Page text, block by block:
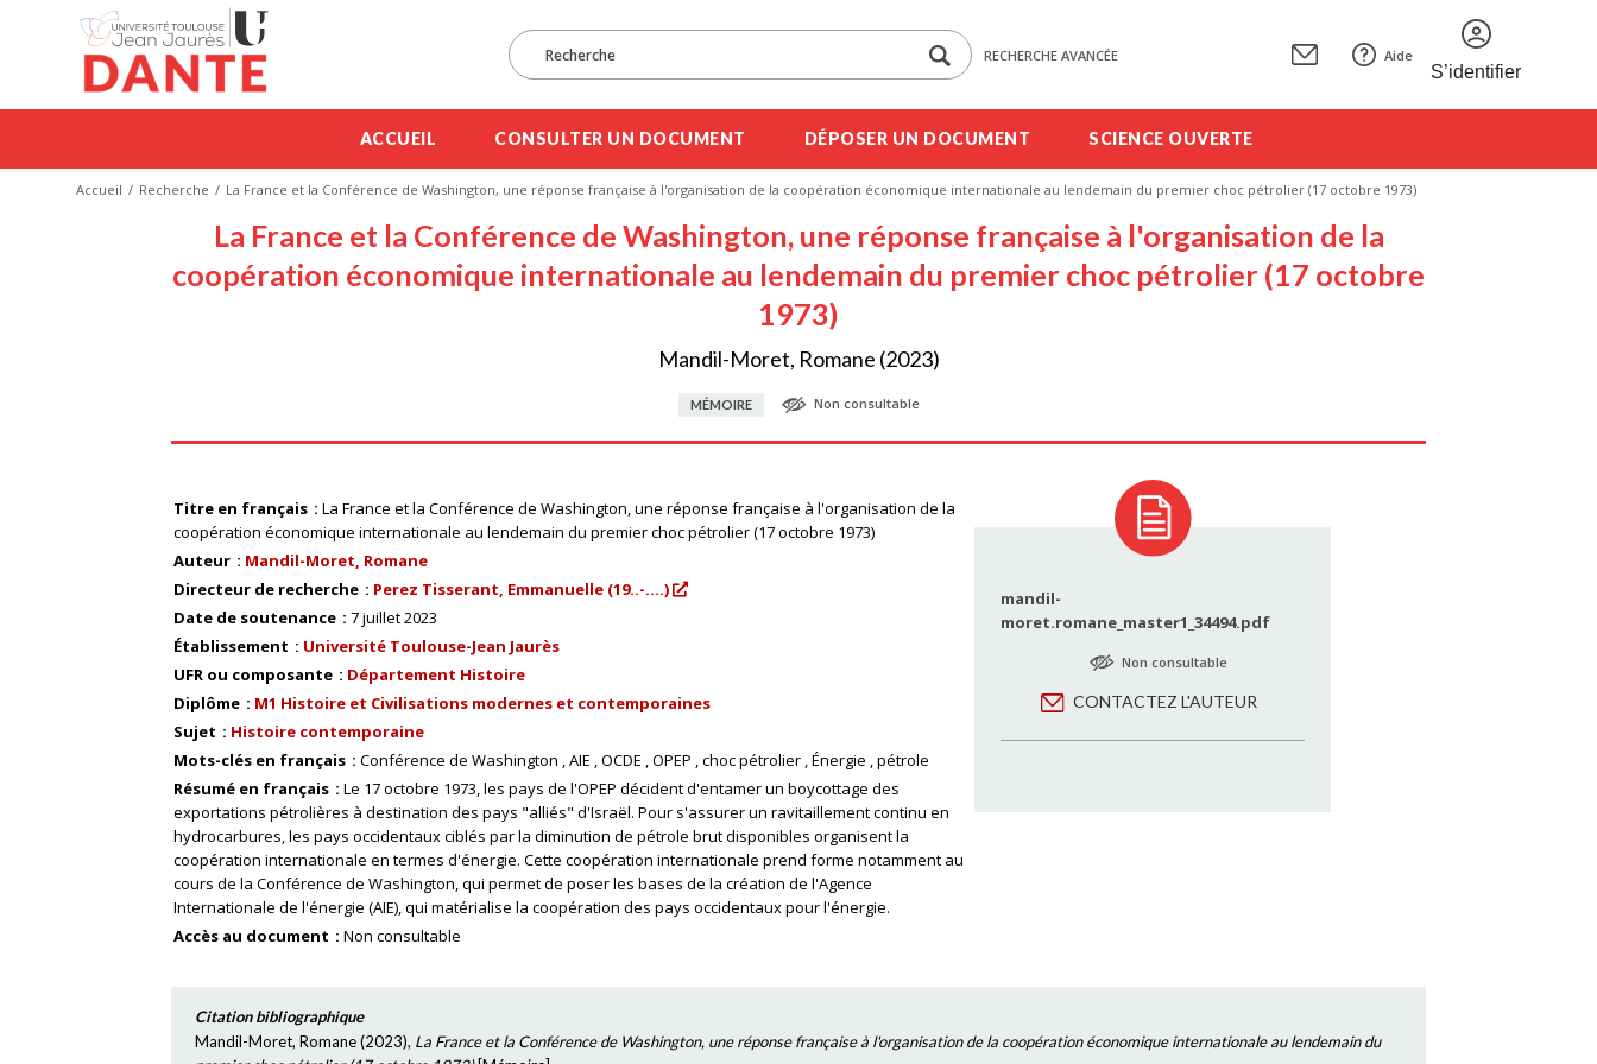
RECHERCHE AVANCÉE Aide
S’identifier
ACCUEIL CONSULTER UN DOCUMENT DÉPOSER UN DOCUMENT SCIENCE OUVERTE
Accueil Recherche La France et la Conférence de Washington, une réponse française à l'organisation de la coopération économique internationale au lendemain du premier choc pétrolier (17 octobre 1973)
La France et la Conférence de Washington, une réponse française à l'organisation de la
coopération économique internationale au lendemain du premier choc pétrolier (17 octobre
1973)
Mandil-Moret, Romane (2023)
MÉMOIRE Non consultable
Titre en français
La France et la Conférence de Washington, une réponse française à l'organisation de la
coopération économique internationale au lendemain du premier choc pétrolier (17 octobre 1973)
Auteur
Mandil-Moret, Romane
Directeur de recherche
Perez Tisserant, Emmanuelle (19..-....)
Date de soutenance
7 juillet 2023
Établissement
Université Toulouse-Jean Jaurès
UFR ou composante
Département Histoire
Diplôme
M1 Histoire et Civilisations modernes et contemporaines
Sujet
Histoire contemporaine
Mots-clés en français
Conférence de Washington AIE OCDE OPEP choc pétrolier Énergie pétrole
Résumé en français
Le 17 octobre 1973, les pays de l'OPEP décident d'entamer un boycottage des
exportations pétrolières à destination des pays "alliés" d'Israël. Pour s'assurer un ravitaillement continu en
hydrocarbures, les pays occidentaux ciblés par la diminution de pétrole brut disponibles organisent la
coopération internationale en termes d'énergie. Cette coopération internationale prend forme notamment au
cours de la Conférence de Washington, qui permet de poser les bases de la création de l'Agence
Internationale de l'énergie (AIE), qui matérialise la coopération des pays occidentaux pour l'énergie.
Accès au document
Non consultable
mandil-
moret.romane_master1_34494.pdf
Non consultable
CONTACTEZ L'AUTEUR
Citation bibliographique
Mandil-Moret, Romane(2023), La France et la Conférence de Washington, une réponse française à l'organisation de la coopération économique internationale au lendemain du